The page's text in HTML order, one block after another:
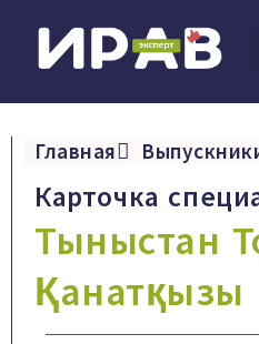
Главная
Карточка
Тыныстан
Қанатқызы